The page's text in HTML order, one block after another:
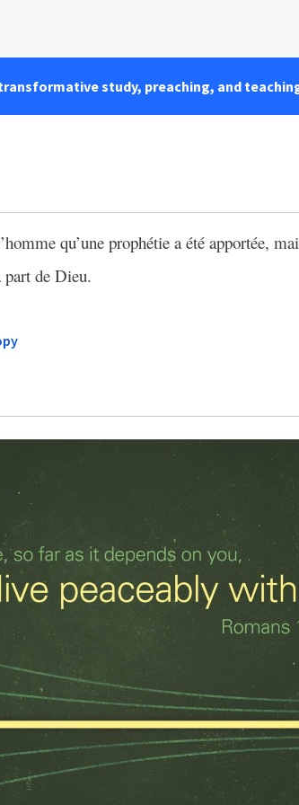
study, preaching, and
qu’une prophétie a été apportée,
part de Dieu.